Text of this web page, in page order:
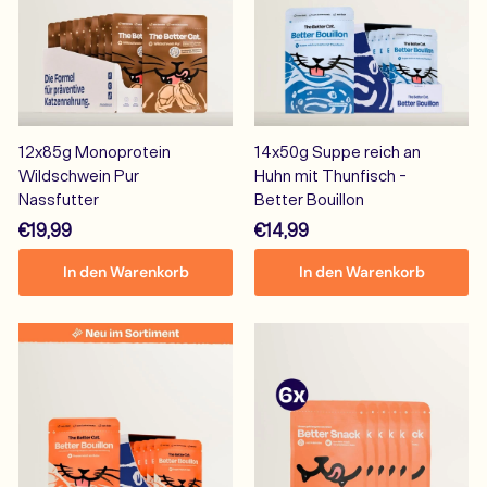
12x85g Monoprotein
Wildschwein Pur
Nassfutter
€19,99€
1
9
9
In den Warenkorb
14x50g Suppe reich an
Huhn mit Thunfisch -
Better Bouillon
€14,99€
1
4
In den Warenkorb